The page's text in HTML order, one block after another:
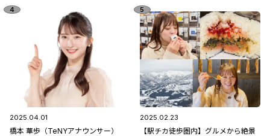
2025.04.01
橋本 華歩（TeNYアナウンサー）
2025.02.23
【駅チカ徒歩圏内】グルメから絶景